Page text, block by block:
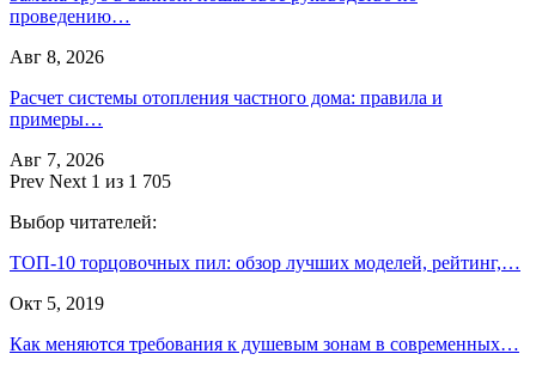
проведению…
Авг 8, 2026
Расчет системы отопления частного дома: правила и
примеры…
Авг 7, 2026
Prev Next 1 из 1 705
Выбор читателей:
ТОП-10 торцовочных пил: обзор лучших моделей, рейтинг,…
Окт 5, 2019
Как меняются требования к душевым зонам в современных…